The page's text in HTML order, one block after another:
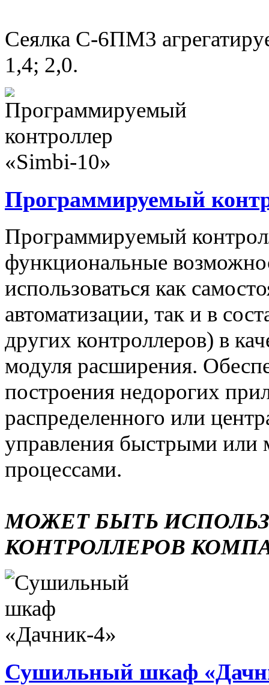
Сеялка С-6ПМ3
1,4; 2,0.
Программируемый
Программируемый
функциональные
использоваться как
автоматизации, так и в
других контроллеров) в
модуля расширения.
построения недорогих
распределенного или
управления быстрыми или
процессами.
МОЖЕТ БЫТЬ
КОНТРОЛЛЕРОВ
Сушильный шкаф